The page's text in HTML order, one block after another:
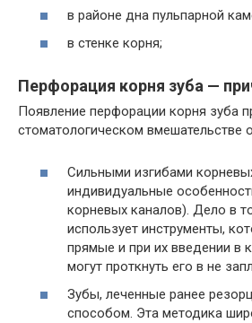
в районе дна пульпарной
в стенке корня;
Перфорация корня зуба —
Появление перфорации корня зуба
стоматологическом вмешательстве
Сильными изгибами
индивидуальные
корневых каналов). Дело в
использует инструменты,
прямые и при их введении в
могут проткнуть его в не
Зубы, леченные ранее
способом. Эта методика